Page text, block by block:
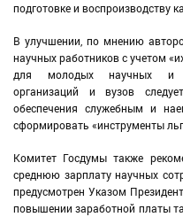
подготовке и воспроизводству
В улучшении, по мнению
научных работников с учетом
для молодых научных и
организаций и вузов
обеспечения служебным и
сформировать «инструменты
Комитет Госдумы также
среднюю зарплату научных
предусмотрен Указом
повышении заработной платы